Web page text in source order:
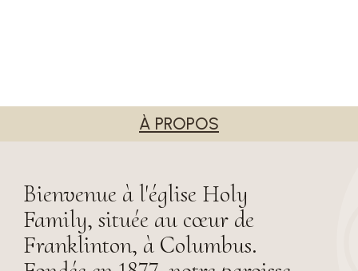
À PROPOS
Bienvenue à l'église Holy
Family, située au cœur de
Franklinton, à Columbus.